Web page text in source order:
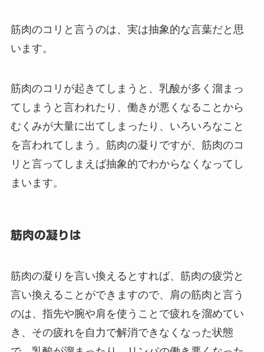
筋肉のコリと言うのは、実は抽象的な言葉だと思
います。
筋肉のコリが起きてしまうと、乳酸が多く溜まっ
てしまうと言われたり、働きが悪くなることから
むくみが大量に出てしまったり、いろいろなこと
を言われてしまう。筋肉の凝りですが、筋肉のコ
リと言ってしまえば抽象的でわからなくなってし
まいます。
筋肉の凝りは
筋肉の凝りを言い換えるとすれば、筋肉の疲労と
言い換えることができますので、肩の筋肉と言う
のは、指先や腕や肩を使うことで疲れを溜めてい
き、その疲れを自力で解消できなくなった状態